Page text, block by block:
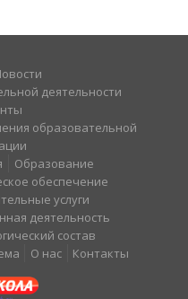
деятельности
образовательной
Образование
обеспечение
услуги
деятельность
состав
О нас Контакты